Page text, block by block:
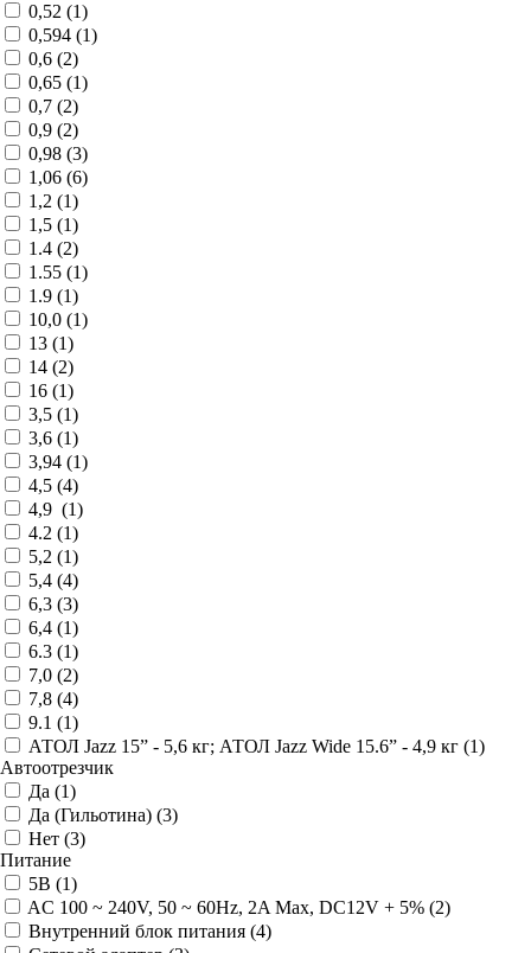
0,52 (1)
0,594 (1)
0,6 (2)
0,65 (1)
0,7 (2)
0,9 (2)
0,98 (3)
1,06 (6)
1,2 (1)
1,5 (1)
1.4 (2)
1.55 (1)
1.9 (1)
10,0 (1)
13 (1)
14 (2)
16 (1)
3,5 (1)
3,6 (1)
3,94 (1)
4,5 (4)
4,9 (1)
4.2 (1)
5,2 (1)
5,4 (4)
6,3 (3)
6,4 (1)
6.3 (1)
7,0 (2)
7,8 (4)
9.1 (1)
АТОЛ Jazz 15” - 5,6 кг; АТОЛ Jazz Wide 15.6” - 4,9 кг (1)
Автоотрезчик
Да (1)
Да (Гильотина) (3)
Нет (3)
Питание
5В (1)
AC 100 ~ 240V, 50 ~ 60Hz, 2A Max, DC12V + 5% (2)
Внутренний блок питания (4)